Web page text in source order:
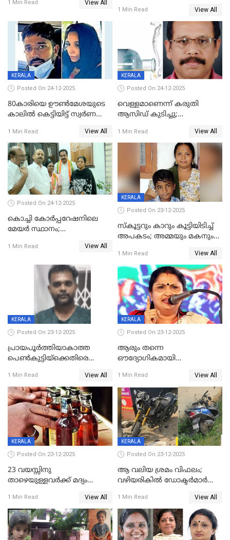
1 Min Read View All
ഗർഭിണിയായ യുവതിക്ക് ക്രൂര
1 Min Read View All
KERALA
Posted On 24-12-2025
80കാരിയെ ഊൺമേശയുടെ
കാലിൽ കെട്ടിയിട്ട് സ്വർണവും
കൊച്ചുമകനും സുഹൃത്തും
അറസ്റ്റിൽ
1 Min Read View All
KERALA
Posted On 24-12-2025
വെള്ളമാണെന്ന് കരുതി
ആസിഡ് കുടിച്ചു;
മരിച്ചു
1 Min Read View All
Posted On 24-12-2025
കൊച്ചി കോര്‍പ്പറേഷനിലെ
മേയര്‍ സ്ഥാനം;
രൂക്ഷം
1 Min Read View All
KERALA
Posted On 23-12-2025
സ്കൂട്ടറും കാറും കൂട്ടിയിടിച്ച്
അപകടം; അമ്മയും മകനും
ഗുരുതരാവസ്ഥയിൽ
1 Min Read View All
KERALA
Posted On 23-12-2025
പ്രായപൂർത്തിയാകാത്ത
പെൺകുട്ടിയ്ക്കെതിരെ
59 വർഷം തടവും 90,൦൦൦ രൂപ
പിഴയും ശിക്ഷ
1 Min Read View All
KERALA
Posted On 23-12-2025
ആരും തന്നെ
ഔദ്യോഗികമായി
കണ്ടെത്താൻ ഇന്ന് കോർ
കമ്മിറ്റി കൂടിയില്ല';
അതൃപ്തിയുമായി ദീപ്തി മേരി
വർഗീസ്
1 Min Read View All
KERALA
Posted On 23-12-2025
23 വയസ്സിനു
താഴെയുള്ളവർക്ക് മദ്യം
നടപടി;സ്ഥാപനങ്ങൾക്കെതിരെ
രണ്ട് കേസുകൾ
1 Min Read View All
KERALA
Posted On 23-12-2025
ആ വലിയ ശ്രമം വിഫലം;
വഴിയരികില്‍ ‌ഡോക്ടര്‍മാര്‍
മരണത്തിന് കീഴടങ്ങി
1 Min Read View All